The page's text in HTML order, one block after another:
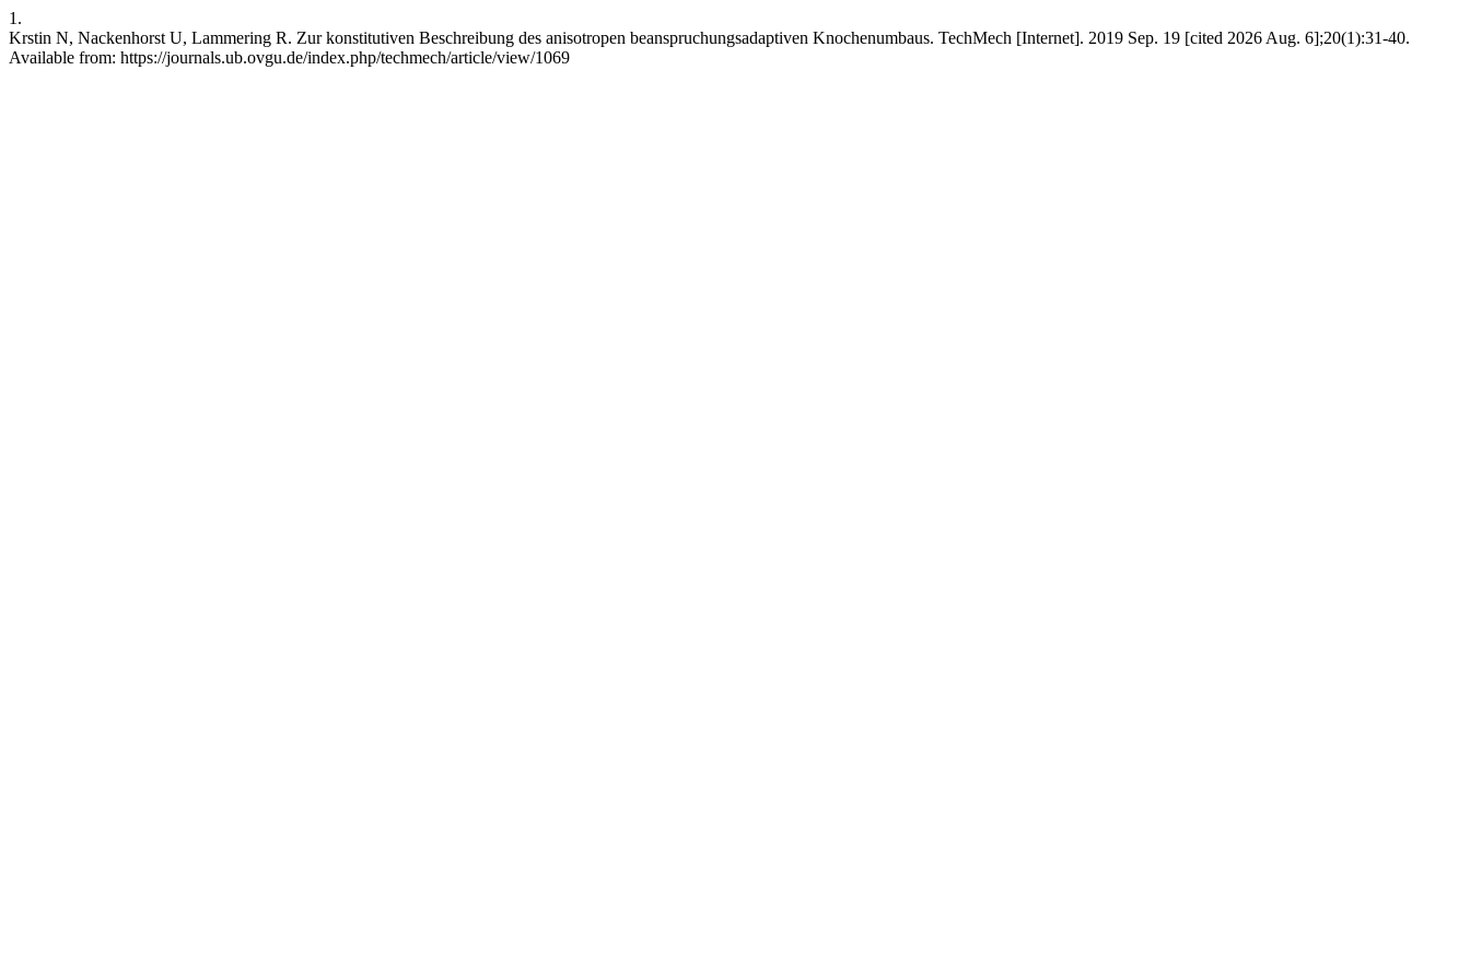
1.
Krstin N, Nackenhorst U, Lammering R. Zur konstitutiven Beschreibung des anisotropen beanspruchungsadaptiven Knochenumbaus. TechMech [Internet]. 2019 Sep. 19 [cited 2026 Aug. 6];20(1):31-40.
Available from: https://journals.ub.ovgu.de/index.php/techmech/article/view/1069